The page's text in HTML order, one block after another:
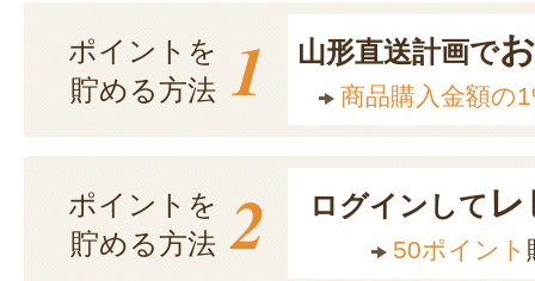
ポイントを
貯める方法 1 山形直送計画で
商品購入金額の
ポイントを
貯める方法 2 ログインして
50ポイント